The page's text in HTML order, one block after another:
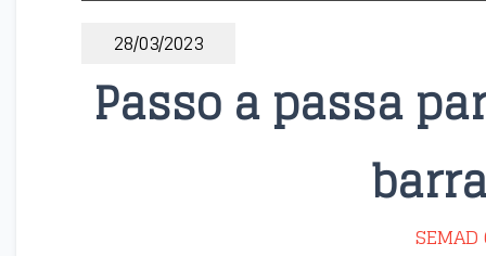
28/03/2023
Passo a passa
SEMAD